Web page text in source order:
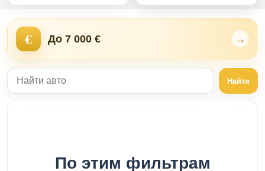
€ До 7 000 € →
Найти
По этим фильтрам